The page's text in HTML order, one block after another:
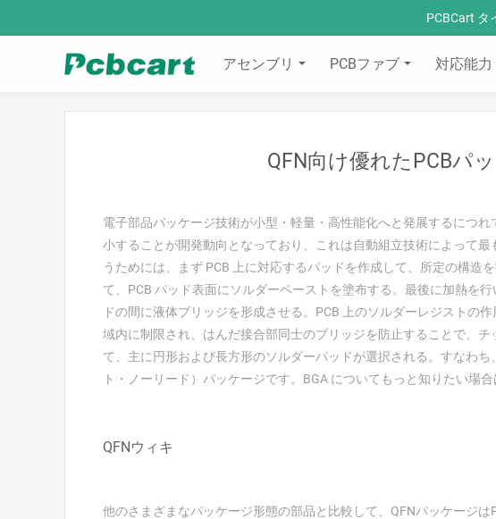
PCBCart
アセンブリ PCBファブ 対応能力
QFN向け優れたPCBパ
電子部品パッケージ技術が小型・軽量・高性能化へと発展するにつ
小することが開発動向となっており、これは自動組立技術によって最
うためには、まず PCB 上に対応するパッドを作成して、所定の構造
て、PCB パッド表面にソルダーペーストを塗布する。最後に加熱を
ドの間に液体ブリッジを形成させる。PCB 上のソルダーレジストの
域内に制限され、はんだ接合部同士のブリッジを防止することで、
て、主に円形および長方形のソルダーパッドが選択される。すなわち、
ト・ノーリード）パッケージです。BGA についてもっと知りたい場
QFNウィキ
他のさまざまなパッケージ形態の部品と比較して、QFNパッケージ